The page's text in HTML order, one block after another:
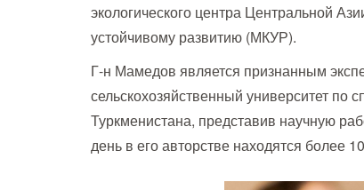
экологического центра Центральной
устойчивому развитию (МКУР).
Г-н Мамедов является признанным
сельскохозяйственный университет по
Туркменистана, представив научную
день в его авторстве находятся